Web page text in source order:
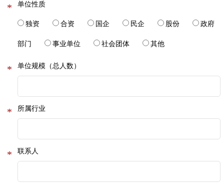
* 单位性质
独资 合资 国企 民企 股份 政府
部门 事业单位 社会团体 其他
* 单位规模（总人数）
* 所属行业
* 联系人